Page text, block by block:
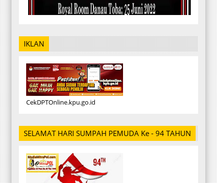
IKLAN
CekDPTOnline.kpu.go.id
SELAMAT HARI SUMPAH PEMUDA Ke - 94 TAHUN